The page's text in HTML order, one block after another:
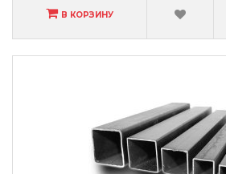
В КОРЗИНУ